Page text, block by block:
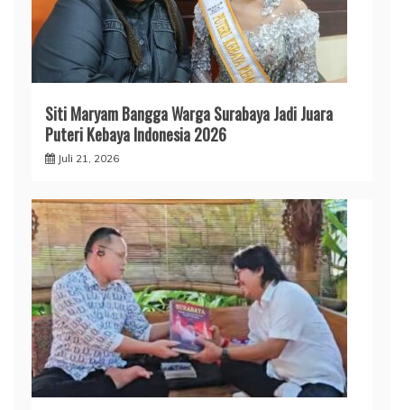
Siti Maryam Bangga Warga Surabaya Jadi Juara
Puteri Kebaya Indonesia 2026
Juli 21, 2026